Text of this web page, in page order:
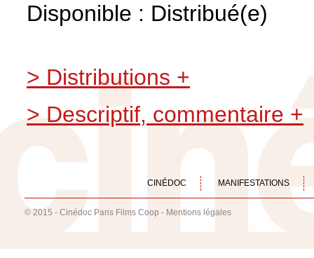
Disponible : Distribué(e)
> Distributions +
> Descriptif, commentaire +
CINÉDOC MANIFESTATIONS
© 2015 - Cinédoc Paris Films Coop - Mentions légales